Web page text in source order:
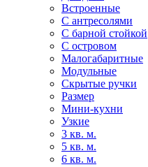
Встроенные
С антресолями
С барной стойкой
С островом
Малогабаритные
Модульные
Скрытые ручки
Размер
Мини-кухни
Узкие
3 кв. м.
5 кв. м.
6 кв. м.